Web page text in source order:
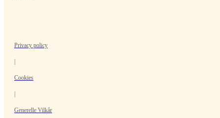
Privacy policy
Cookies
Generelle Vilkår